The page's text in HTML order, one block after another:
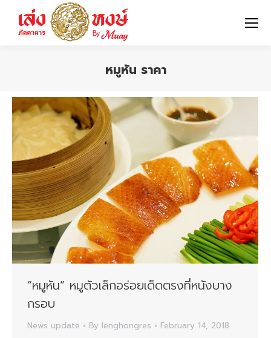
หมูหัน ราคา
“หมูหัน” หมูตัวเล็กอร่อยเด็ดตรงที่หนังบาง
กรอบ
News update By lenghongres February 14, 2018